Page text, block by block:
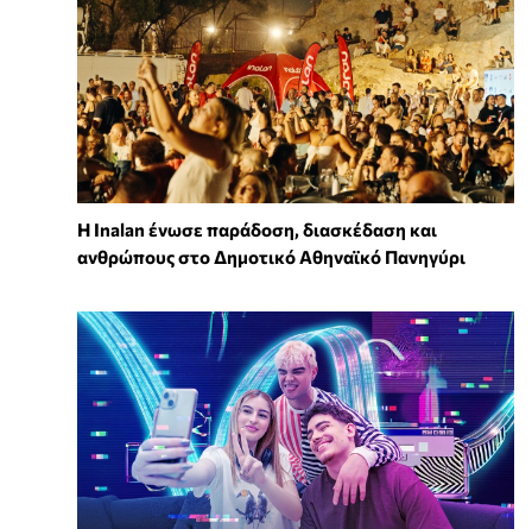
Η Inalan ένωσε παράδοση, διασκέδαση και
ανθρώπους στο Δημοτικό Αθηναϊκό Πανηγύρι